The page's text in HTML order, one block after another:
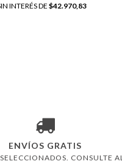
INTERÉS DE$42.970,83
ENVÍOS GRATIS
CONSULTE